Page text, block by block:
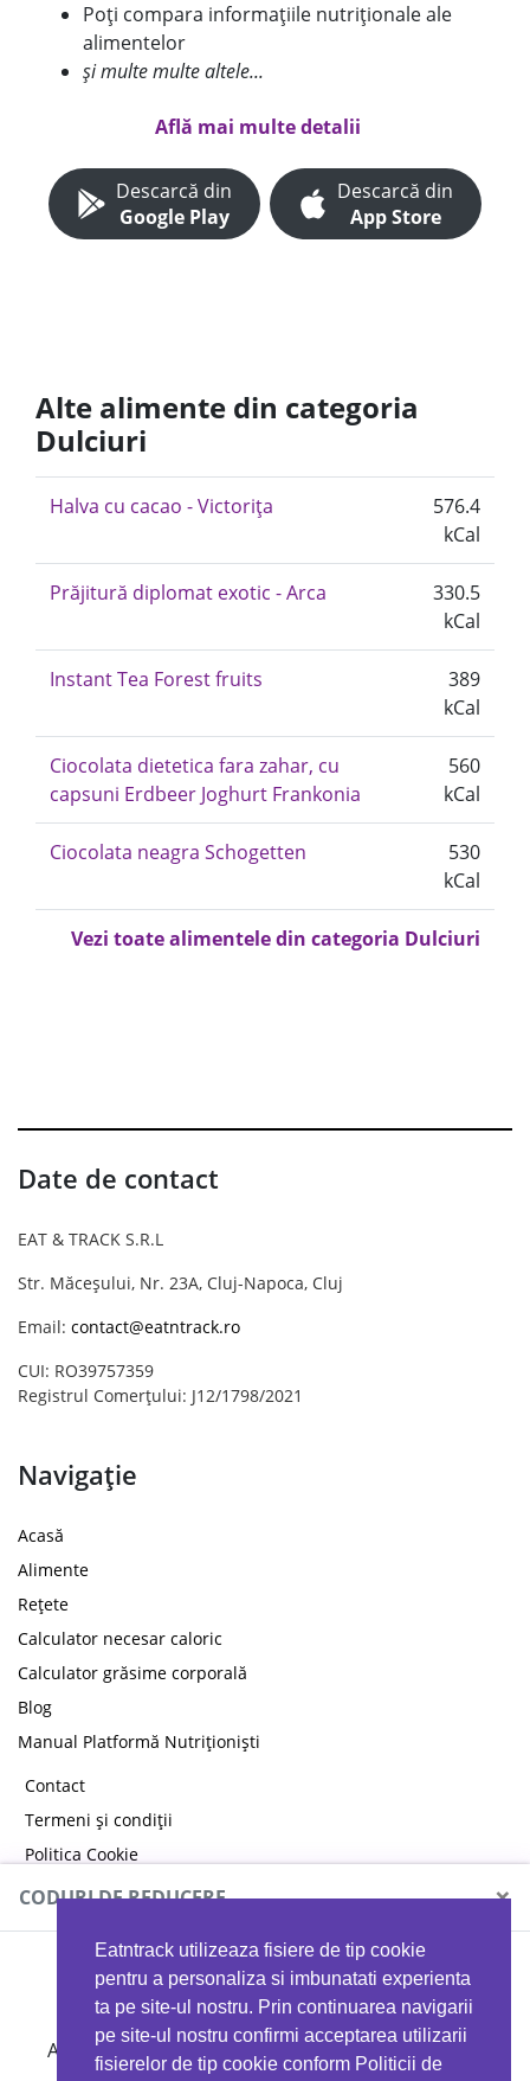
Eatntrack utilizeaza fisiere de tip cookie
pentru a personaliza si imbunatati experienta
ta pe site-ul nostru. Prin continuarea navigarii
pe site-ul nostru confirmi acceptarea utilizarii
fisierelor de tip cookie conform Politicii de
Poți compara informațiile nutriționale ale
alimentelor
și multe multe altele...
Află mai multe detalii
Descarcă din
Google Play
Descarcă din
App Store
Alte alimente din categoria
Dulciuri
Halva cu cacao - Victorița
576.4
kCal
Prăjitură diplomat exotic - Arca
330.5
kCal
Instant Tea Forest fruits
389
kCal
Ciocolata dietetica fara zahar, cu
capsuni Erdbeer Joghurt Frankonia
560
kCal
Ciocolata neagra Schogetten
530
kCal
Vezi toate alimentele din categoria Dulciuri
Date de contact
EAT & TRACK S.R.L
Str. Măceșului, Nr. 23A, Cluj-Napoca, Cluj
Email: contact@eatntrack.ro
CUI: RO39757359
Registrul Comerțului: J12/1798/2021
Navigație
Acasă
Alimente
Rețete
Calculator necesar caloric
Calculator grăsime corporală
Blog
Manual Platformă Nutriționiști
Contact
Termeni și condiții
Politica Cookie
Politica de confidențialitate
CODURI DE REDUCERE ×
MYPROTEIN
Ai 40%reducere la orice comandă folosind codul